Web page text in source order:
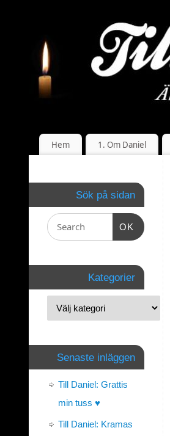
Hem 1. Om Daniel
Sök på sidan
OK
Kategorier
Senaste inläggen
Till Daniel: Grattis
min tuss ♥
Till Daniel: Kramas